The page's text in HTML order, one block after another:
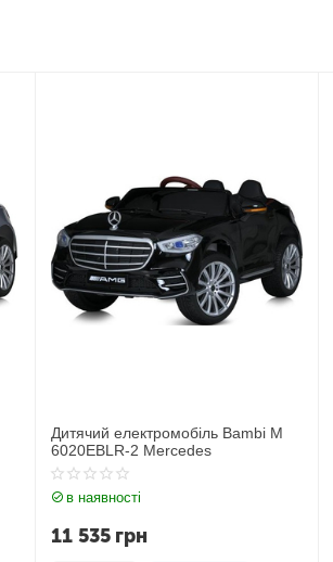
Дитячий електромобіль Джип Land
Rover M 4418EBLR-1
в наявності
10 969 грн